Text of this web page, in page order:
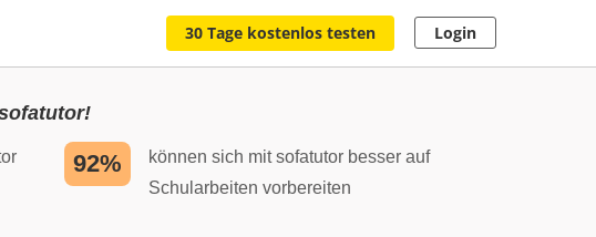
30 Tage kostenlos testen Login
92%
können sich mit sofatutor besser auf
Schularbeiten vorbereiten